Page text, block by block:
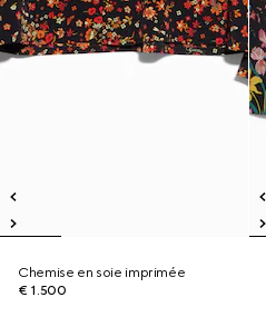
Chemise en soie imprimée
€ 1.500